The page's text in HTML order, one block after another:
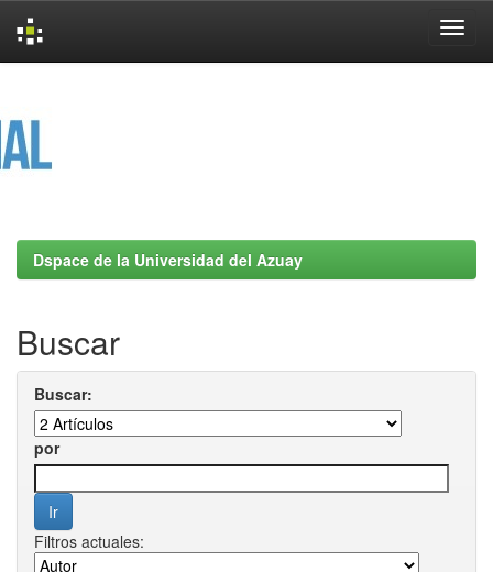
Dspace de la Universidad del Azuay
Buscar
Buscar:
por
Filtros actuales: